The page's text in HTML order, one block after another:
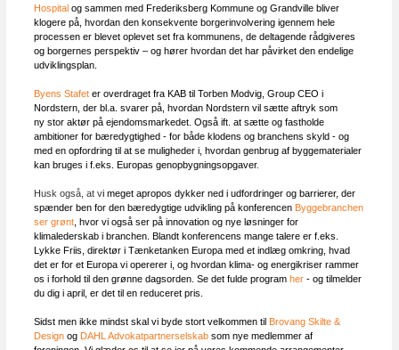
Hospital og sammen med Frederiksberg Kommune og Grandville bliver
klogere på, hvordan den konsekvente borgerinvolvering igennem hele
processen er blevet oplevet set fra kommunens, de deltagende rådgiveres
og borgernes perspektiv – og hører hvordan det har påvirket den endelige
udviklingsplan.
Byens Stafet er overdraget fra KAB til Torben Modvig, Group CEO i
Nordstern, der bl.a. svarer på, hvordan Nordstern vil sætte aftryk som
ny stor aktør på ejendomsmarkedet. Også ift. at sætte og fastholde
ambitioner for bæredygtighed - for både klodens og branchens skyld - og
med en opfordring til at se muligheder i, hvordan genbrug af byggematerialer
kan bruges i f.eks. Europas genopbygningsopgaver.
Husk også, at vi meget apropos dykker ned i udfordringer og barrierer, der
spænder ben for den bæredygtige udvikling på konferencen Byggebranchen
ser grønt , hvor vi også ser på innovation og nye løsninger for
klimalederskab i branchen. Blandt konferencens mange talere er f.eks.
Lykke Friis, direktør i Tænketanken Europa med et indlæg omkring, hvad
det er for et Europa vi opererer i, og hvordan klima- og energikriser rammer
os i forhold til den grønne dagsorden. Se det fulde program her - og tilmelder
du dig i april, er det til en reduceret pris.
Sidst men ikke mindst skal vi byde stort velkommen til Brovang Skilte &
Design og DAHL Advokatpartnerselskab som nye medlemmer af